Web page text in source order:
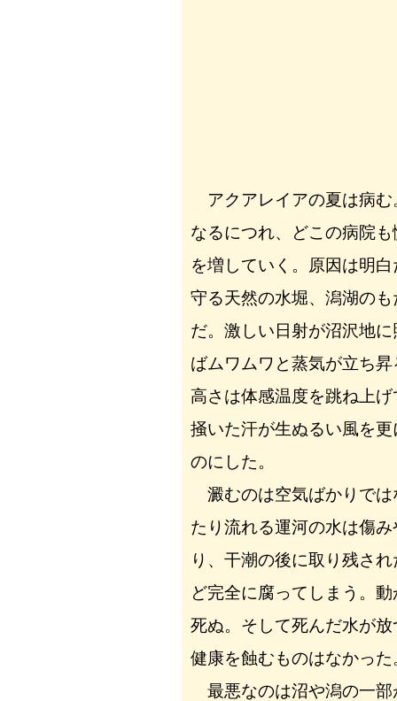
アクアレイアの夏は病む
なるにつれ、どこの病院
を増していく。原因は明
守る天然の水堀、潟湖の
だ。激しい日射が沼沢地
ばムワムワと蒸気が立ち
高さは体感温度を跳ね上
掻いた汗が生ぬるい風を
のにした。
澱むのは空気ばかりでは
たり流れる運河の水は傷
り、干潮の後に取り残さ
ど完全に腐ってしまう。
死ぬ。そして死んだ水が
健康を蝕むものはなかった
最悪なのは沼や潟の一部